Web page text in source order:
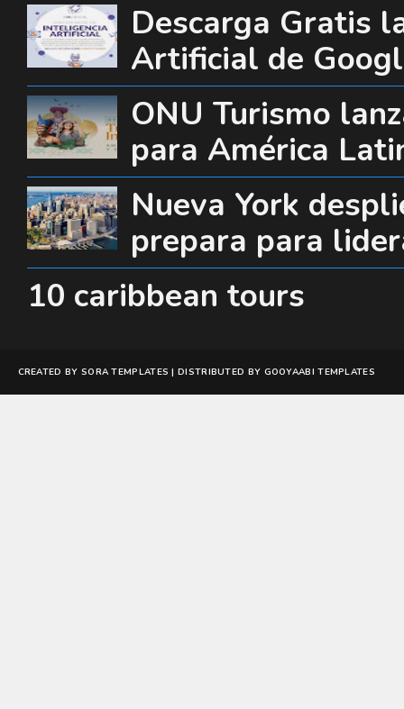
Descarga Gratis
Artificial de
ONU Turismo
para América
Nueva York
prepara para
10 caribbean tours
CREATED BY SORA TEMPLATES | DISTRIBUTED BY GOOYAABI TEMPLATES